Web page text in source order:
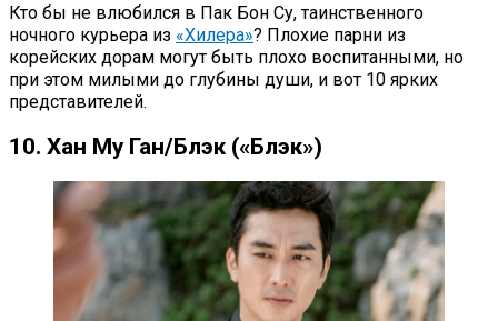
Кто бы не влюбился в Пак Бон Су, таинственного
ночного курьера из «Хилера»? Плохие парни из
корейских дорам могут быть плохо воспитанными, но
при этом милыми до глубины души, и вот 10 ярких
представителей.
10. Хан Му Ган/Блэк («Блэк»)